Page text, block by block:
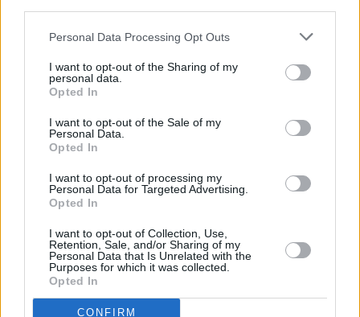
Personal Data Processing Opt Outs
I want to opt-out of the Sharing of my
personal data.
Opted In
I want to opt-out of the Sale of my
Personal Data.
Opted In
I want to opt-out of processing my
Personal Data for Targeted Advertising.
Opted In
I want to opt-out of Collection, Use,
Retention, Sale, and/or Sharing of my
Personal Data that Is Unrelated with the
Purposes for which it was collected.
Opted In
CONFIRM
Dovolená u moře•Bazény